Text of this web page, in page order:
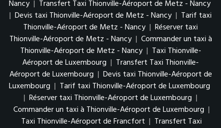
Nancy | Transfert Taxi Thionville-Aéroport de Metz - Nancy
| Devis taxi Thionville-Aéroport de Metz - Nancy | Tarif taxi
Thionville-Aéroport de Metz - Nancy | Réserver taxi
Thionville-Aéroport de Metz - Nancy | Commander un taxi à
Thionville-Aéroport de Metz - Nancy | Taxi Thionville-
Aéroport de Luxembourg | Transfert Taxi Thionville-
Aéroport de Luxembourg | Devis taxi Thionville-Aéroport de
Luxembourg | Tarif taxi Thionville-Aéroport de Luxembourg
| Réserver taxi Thionville-Aéroport de Luxembourg |
Commander un taxi à Thionville-Aéroport de Luxembourg |
Taxi Thionville-Aéroport de Francfort | Transfert Taxi